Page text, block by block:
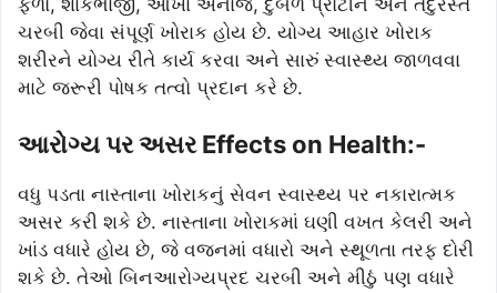
ચરબી જેવા સંપૂર્ણ ખોરાક હોય છે. યોગ્ય આહાર ખોરાક
શરીરને યોગ્ય રીતે કાર્ય કરવા અને સારું સ્વાસ્થ્ય જાળવવા
માટે જરૂરી પોષક તત્વો પ્રદાન કરે છે.
આરોગ્ય પર અસર Effects on Health:-
વધુ પડતા નાસ્તાના ખોરાકનું સેવન સ્વાસ્થ્ય પર નકારાત્મક
અસર કરી શકે છે. નાસ્તાના ખોરાકમાં ઘણી વખત કેલરી અને
ખાંડ વધારે હોય છે, જે વજનમાં વધારો અને સ્થૂળતા તરફ દોરી
શકે છે. તેઓ બિનઆરોગ્યપ્રદ ચરબી અને મીઠું પણ વધારે